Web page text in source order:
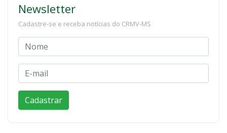
Newsletter
Cadastre-se e receba notícias do CRMV-MS